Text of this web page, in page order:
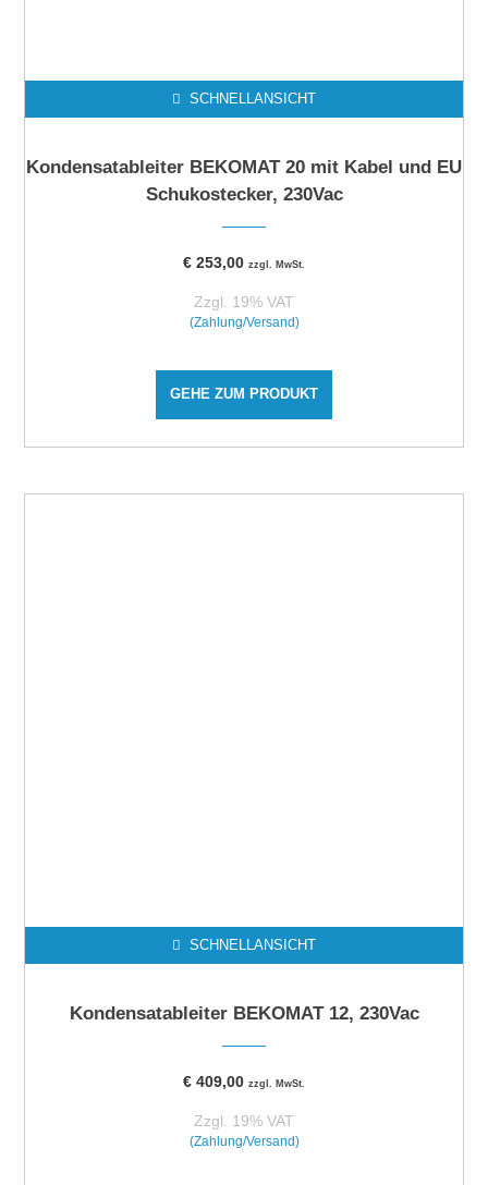
SCHNELLANSICHT
Kondensatableiter BEKOMAT 20 mit Kabel und EU
Schukostecker, 230Vac
€ 253,00 zzgl. MwSt.
Zzgl. 19% VAT
(Zahlung/Versand)
GEHE ZUM PRODUKT
SCHNELLANSICHT
Kondensatableiter BEKOMAT 12, 230Vac
€ 409,00 zzgl. MwSt.
Zzgl. 19% VAT
(Zahlung/Versand)